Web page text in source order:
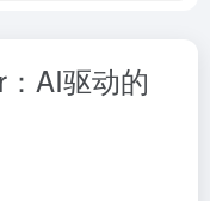
AI驱动的